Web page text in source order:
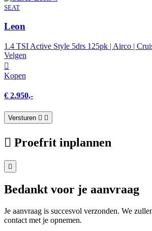
SEAT
Leon
1.4 TSI Active Style 5drs 125pk | Airco |
Velgen
Kopen
€ 2.950,-
Versturen
Proefrit inplannen
Bedankt voor je aanvraag
Je aanvraag is succesvol verzonden. We
contact met je opnemen.